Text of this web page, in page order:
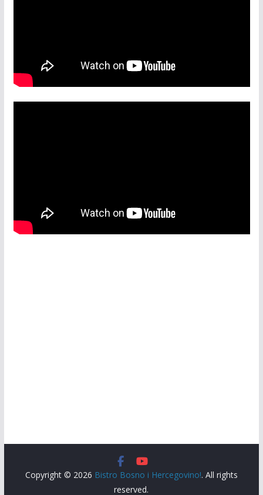
Copyright © 2026 Bistro Bosno i Hercegovino!. All rights
reserved.